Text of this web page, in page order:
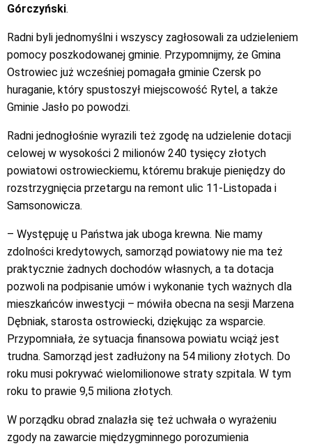
Górczyński.
Radni byli jednomyślni i wszyscy zagłosowali za udzieleniem
pomocy poszkodowanej gminie. Przypomnijmy, że Gmina
Ostrowiec już wcześniej pomagała gminie Czersk po
huraganie, który spustoszył miejscowość Rytel, a także
Gminie Jasło po powodzi.
Radni jednogłośnie wyrazili też zgodę na udzielenie dotacji
celowej w wysokości 2 milionów 240 tysięcy złotych
powiatowi ostrowieckiemu, któremu brakuje pieniędzy do
rozstrzygnięcia przetargu na remont ulic 11-Listopada i
Samsonowicza.
– Występuję u Państwa jak uboga krewna. Nie mamy
zdolności kredytowych, samorząd powiatowy nie ma też
praktycznie żadnych dochodów własnych, a ta dotacja
pozwoli na podpisanie umów i wykonanie tych ważnych dla
mieszkańców inwestycji – mówiła obecna na sesji Marzena
Dębniak, starosta ostrowiecki, dziękując za wsparcie.
Przypomniała, że sytuacja finansowa powiatu wciąż jest
trudna. Samorząd jest zadłużony na 54 miliony złotych. Do
roku musi pokrywać wielomilionowe straty szpitala. W tym
roku to prawie 9,5 miliona złotych.
W porządku obrad znalazła się też uchwała o wyrażeniu
zgody na zawarcie międzygminnego porozumienia